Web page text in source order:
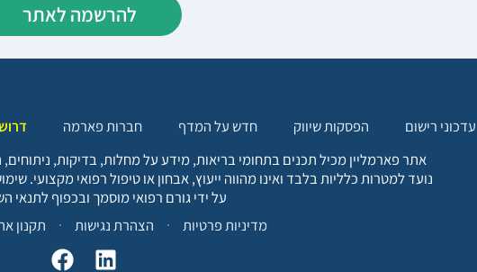
להרשמה לאתר
עדכוני רישום הפסקות שיווק חדש על המדף חברות פארמה
אתר פארמליין מכיל תכנים בתחומי בריאות, מידע על מחלות, בדיקות,
נועד למטרות כלליות בלבד ואינו מהווה ייעוץ, אבחון או טיפול רפואי מקצועי.
על ידי גורם רפואי מוסמך ובכפוף לתנאי
מדיניות פרטיות
הצהרת נגישות תקנון